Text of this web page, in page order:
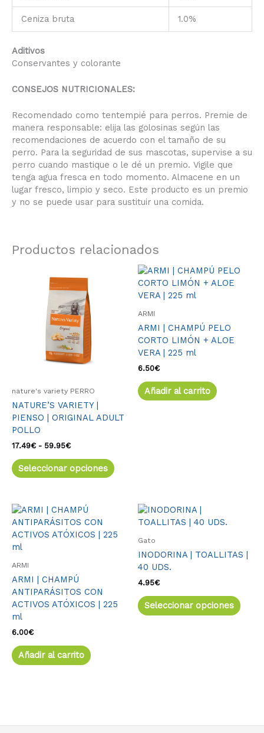
Ceniza bruta 1.0%
Aditivos
Conservantes y colorante
CONSEJOS NUTRICIONALES:
Recomendado como tentempié para perros. Premie de
manera responsable: elija las golosinas según las
recomendaciones de acuerdo con el tamaño de su
perro. Para la seguridad de sus mascotas, supervise a su
perro cuando mastique o le dé un premio. Vigile que
tenga agua fresca en todo momento. Almacene en un
lugar fresco, limpio y seco. Este producto es un premio
y no se puede usar para sustituir una comida.
Productos relacionados
nature's variety PERRO
NATURE’S VARIETY |
PIENSO | ORIGINAL ADULT
POLLO
17.49€ - 59.95€
de
precios:
desde
17.49€
hasta
59.95€
Seleccionar opciones
producto
variantes.
opciones
pueden
página
ARMI
ARMI | CHAMPÚ PELO
CORTO LIMÓN + ALOE
VERA | 225 ml
6.50€
Añadir al carrito
ARMI
ARMI | CHAMPÚ
ANTIPARÁSITOS CON
ACTIVOS ATÓXICOS | 225
ml
6.00€
Añadir al carrito
Gato
INODORINA | TOALLITAS |
40 UDS.
4.95€
Seleccionar opciones